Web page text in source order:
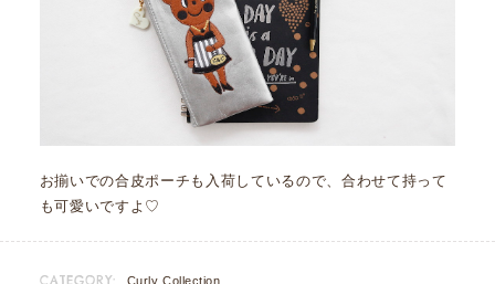
お揃いでの合皮ポーチも入荷しているので、合わせて持って
も可愛いですよ♡
CATEGORY: Curly Collection